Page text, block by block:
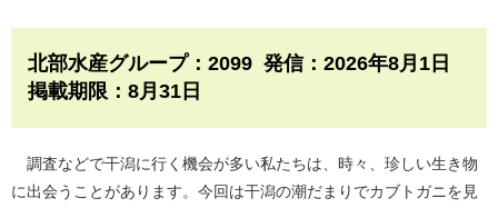
北部水産グループ：2099 発信：2026年8月1日
掲載期限：8月31日
調査などで干潟に行く機会が多い私たちは、時々、珍しい生き物
に出会うことがあります。今回は干潟の潮だまりでカブトガニを見